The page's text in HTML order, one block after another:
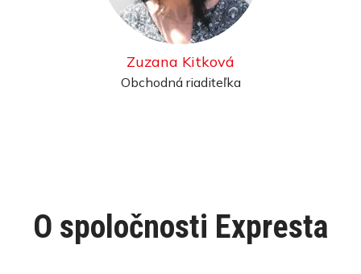
Zuzana Kitková
Obchodná riaditeľka
O spoločnosti Expresta